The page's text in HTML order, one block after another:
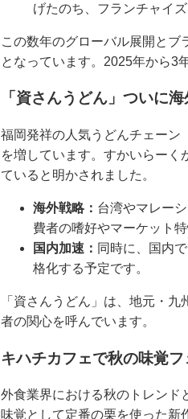
げたのち、フランチャイ
この数年のグローバル展開とブ
となっています。2025年から3
「資さんうどん」ついに
福岡発祥の人気うどんチェーン
を増しています。すかいらーく
ていると明かされました。
海外戦略： 台湾やマレー
費者の嗜好やマーケット
国内加速： 同時に、国内
格化する予定です。
「資さんうどん」は、地元・
者の関心を呼んでいます。
キハチカフェで秋の味覚
外食業界における秋のトレンド
味覚として定番の栗を使った新